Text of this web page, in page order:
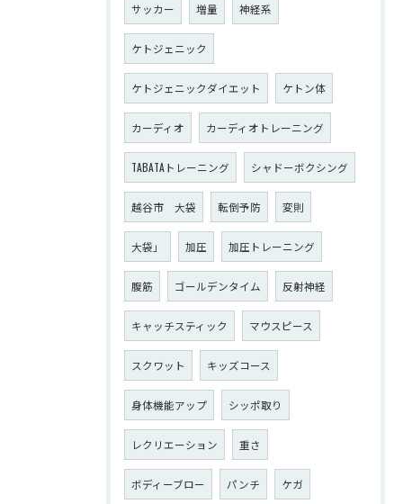
サッカー 増量 神経系
ケトジェニック
ケトジェニックダイエット ケトン体
カーディオ カーディオトレーニング
TABATAトレーニング シャドーボクシング
越谷市 大袋 転倒予防 変則
大袋」 加圧 加圧トレーニング
腹筋 ゴールデンタイム 反射神経
キャッチスティック マウスピース
スクワット キッズコース
身体機能アップ シッポ取り
レクリエーション 重さ
ボディーブロー パンチ ケガ